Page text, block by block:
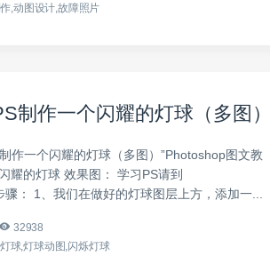
,动图设计,故障照片
制作一个闪耀的灯球（多图）
作一个闪耀的灯球（多图）”Photoshop图文教
耀的灯球 效果图： 学习PS请到
： 1、我们在做好的灯球图层上方，添加一...
32938
球,灯球动图,闪烁灯球